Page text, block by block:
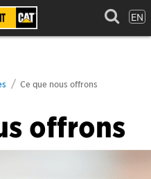
EN
Ce que nous offrons
offrons